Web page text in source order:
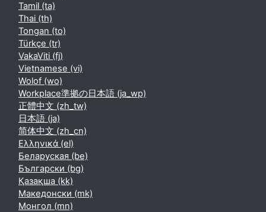
Tamil ‎(ta)‎
Thai ‎(th)‎
Tongan ‎(to)‎
Türkçe ‎(tr)‎
VakaViti ‎(fj)‎
Vietnamese ‎(vi)‎
Wolof ‎(wo)‎
Workplace準拠の日本語 ‎(ja_wp)‎
正體中文 ‎(zh_tw)‎
日本語 ‎(ja)‎
简体中文 ‎(zh_cn)‎
Ελληνικά ‎(el)‎
Беларуская ‎(be)‎
Български ‎(bg)‎
Қазақша ‎(kk)‎
Македонски ‎(mk)‎
Монгол ‎(mn)‎